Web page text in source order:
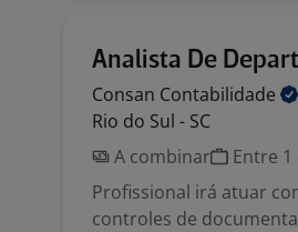
Analista De
Consan Contabilidade
Rio do Sul - SC
A combinar
Entre 1
Profissional irá atuar
controles de